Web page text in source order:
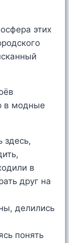
этих
в модные
здесь,
в
друг на
делились
понять